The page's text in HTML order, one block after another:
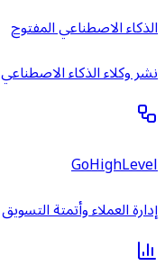
الذكاء الاصطناعي المفتوح
نشر وكلاء الذكاء الاصطناعي
GoHighLevel
إدارة العملاء وأتمتة التسويق